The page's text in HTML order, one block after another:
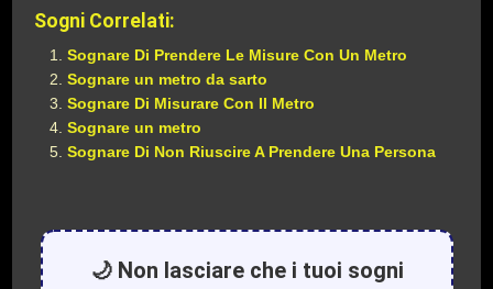
Sogni Correlati:
Sognare Di Prendere Le Misure Con Un Metro
Sognare un metro da sarto
Sognare Di Misurare Con Il Metro
Sognare un metro
Sognare Di Non Riuscire A Prendere Una Persona
🌙 Non lasciare che i tuoi sogni